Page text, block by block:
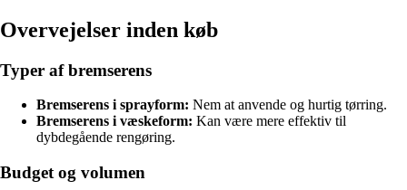
Overvejelser inden køb
Typer af bremserens
Bremserens i sprayform: Nem at anvende og hurtig tørring.
Bremserens i væskeform: Kan være mere effektiv til
dybdegående rengøring.
Budget og volumen